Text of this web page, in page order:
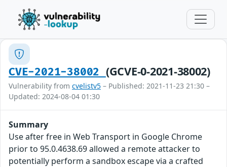
CVE-2021-38002 (GCVE-0-2021-38002)
Vulnerability from cvelistv5 – Published: 2021-11-23 21:30 –
Updated: 2024-08-04 01:30
Summary
Use after free in Web Transport in Google Chrome
prior to 95.0.4638.69 allowed a remote attacker to
potentially perform a sandbox escape via a crafted